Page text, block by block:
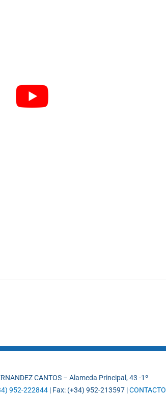
CANTOS – Alameda Principal, 43 -1º
952-222844| Fax: (+34) 952-213597 |CONTACTO